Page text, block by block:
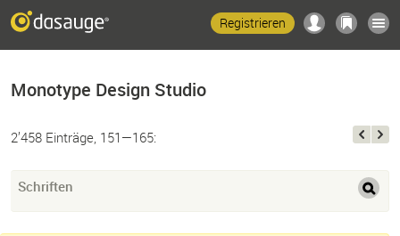
Registrieren
Monotype Design Studio
2’458 Einträge, 151—165:
Schriften